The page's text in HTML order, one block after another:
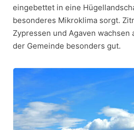
eingebettet in eine
besonderes Mikroklima sorgt.
Zypressen und Agaven wachsen
der Gemeinde besonders gut.